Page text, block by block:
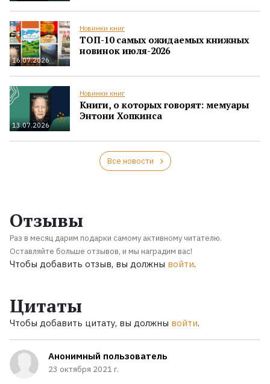
16.07.2026
Новинки книг
ТОП-10 самых ожидаемых книжных
новинок июля-2026
13.07.2026
Новинки книг
Книги, о которых говорят: мемуары
Энтони Хопкинса
Все новости
Отзывы
Раз в месяц дарим подарки самому активному читателю.
Оставляйте больше отзывов, и мы наградим вас!
Чтобы добавить отзыв, вы должны войти.
Цитаты
Чтобы добавить цитату, вы должны войти.
Анонимный пользователь
23 октября 2021 г.